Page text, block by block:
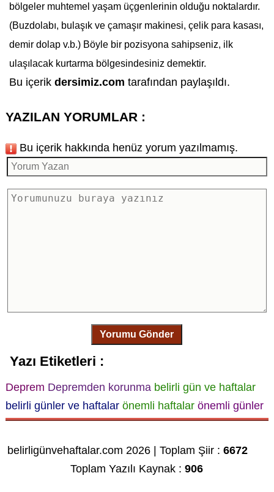
bölgeler muhtemel yaşam üçgenlerinin olduğu noktalardır.
(Buzdolabı, bulaşık ve çamaşır makinesi, çelik para kasası,
demir dolap v.b.) Böyle bir pozisyona sahipseniz, ilk
ulaşılacak kurtarma bölgesindesiniz demektir.
Bu içerik dersimiz.com tarafından paylaşıldı.
YAZILAN YORUMLAR :
Bu içerik hakkında henüz yorum yazılmamış.
Yorumu Gönder
Yazı Etiketleri :
Deprem Depremden korunma belirli gün ve haftalar
belirli günler ve haftalar önemli haftalar önemli günler
belirligünvehaftalar.com 2026 | Toplam Şiir :6672
Toplam Yazılı Kaynak :906